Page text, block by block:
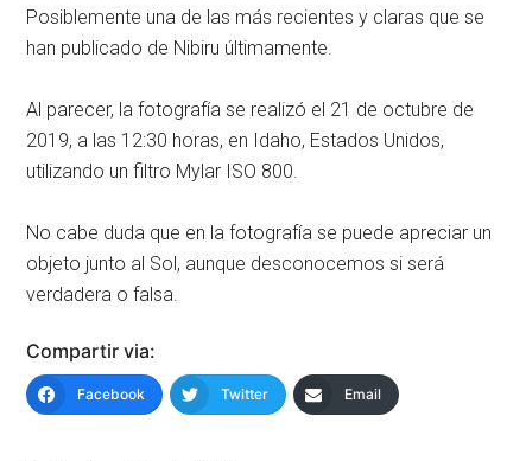
Posiblemente una de las más recientes y claras que se
han publicado de Nibiru últimamente.
Al parecer, la fotografía se realizó el 21 de octubre de
2019, a las 12:30 horas, en Idaho, Estados Unidos,
utilizando un filtro Mylar ISO 800.
No cabe duda que en la fotografía se puede apreciar un
objeto junto al Sol, aunque desconocemos si será
verdadera o falsa.
Compartir via:
Facebook Twitter Email